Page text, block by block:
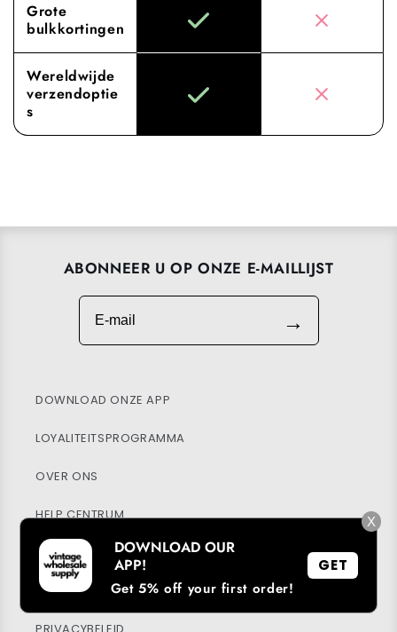
Grote
bulkkortingen
Wereldwijde
verzendoptie
s
ABONNEER U OP ONZE E-MAILLIJST
E-mail
→
DOWNLOAD ONZE APP
LOYALITEITSPROGRAMMA
OVER ONS
HELP CENTRUM
MIJN ACCOUNT
DUURZAAMHEID
X
DOWNLOAD OUR
APP!
Get 5% off your first order!
GET